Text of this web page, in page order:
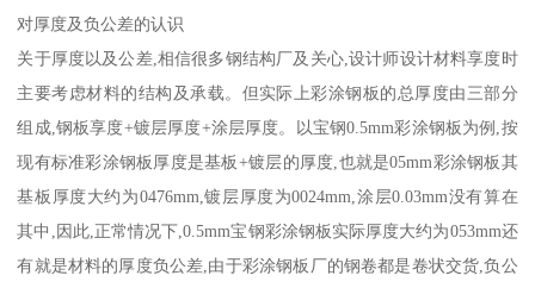
对厚度及负公差的认识
关于厚度以及公差,相信很多钢结构厂及关心,设计师设计材料享度时
主要考虑材料的结构及承载。但实际上彩涂钢板的总厚度由三部分
组成,钢板享度+镀层厚度+涂层厚度。以宝钢0.5mm彩涂钢板为例,按
现有标准彩涂钢板厚度是基板+镀层的厚度,也就是05mm彩涂钢板其
基板厚度大约为0476mm,镀层厚度为0024mm,涂层0.03mm没有算在
其中,因此,正常情况下,0.5mm宝钢彩涂钢板实际厚度大约为053mm还
有就是材料的厚度负公差,由于彩涂钢板厂的钢卷都是卷状交货,负公